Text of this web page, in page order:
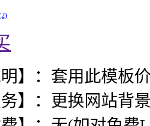
明】：套用此模板
务】：更换网站背